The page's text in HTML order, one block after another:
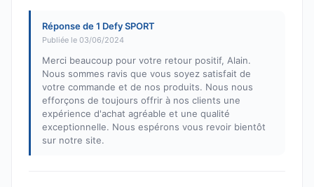
Réponse de 1 Defy SPORT
Publiée le 03/06/2024
Merci beaucoup pour votre retour positif, Alain.
Nous sommes ravis que vous soyez satisfait de
votre commande et de nos produits. Nous nous
efforçons de toujours offrir à nos clients une
expérience d'achat agréable et une qualité
exceptionnelle. Nous espérons vous revoir bientôt
sur notre site.